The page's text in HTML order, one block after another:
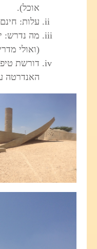
אוכל).
עלות:
מה נדרש:
(ואולי
דורשת
האנדרטה